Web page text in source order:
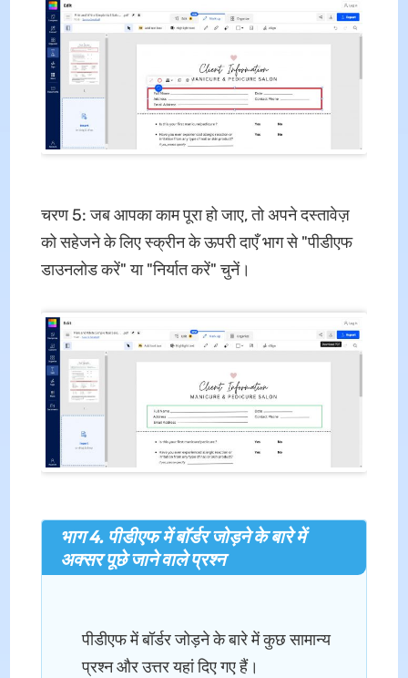
चरण 5: जब आपका काम पूरा हो जाए, तो अपने दस्तावेज़
को सहेजने के लिए स्क्रीन के ऊपरी दाएँ भाग से "पीडीएफ
डाउनलोड करें" या "निर्यात करें" चुनें।
भाग 4. पीडीएफ में बॉर्डर जोड़ने के बारे में
अक्सर पूछे जाने वाले प्रश्न
पीडीएफ में बॉर्डर जोड़ने के बारे में कुछ सामान्य
प्रश्न और उत्तर यहां दिए गए हैं।